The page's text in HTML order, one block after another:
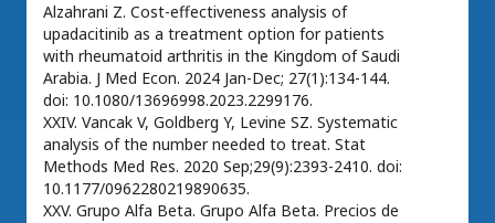
Alzahrani Z. Cost-effectiveness analysis of
upadacitinib as a treatment option for patients
with rheumatoid arthritis in the Kingdom of Saudi
Arabia. J Med Econ. 2024 Jan-Dec; 27(1):134-144.
doi: 10.1080/13696998.2023.2299176.
XXIV. Vancak V, Goldberg Y, Levine SZ. Systematic
analysis of the number needed to treat. Stat
Methods Med Res. 2020 Sep;29(9):2393-2410. doi:
10.1177/0962280219890635.
XXV. Grupo Alfa Beta. Grupo Alfa Beta. Precios de